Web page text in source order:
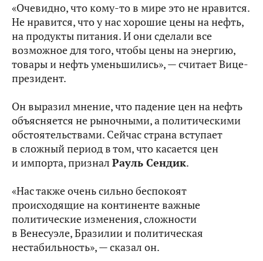
«Очевидно, что кому‑то в мире это не нравится.
Не нравится, что у нас хорошие цены на нефть,
на продукты питания. И они сделали все
возможное для того, чтобы цены на энергию,
товары и нефть уменьшились», — считает Вице-
президент.
Он выразил мнение, что падение цен на нефть
объясняется не рыночными, а политическими
обстоятельствами. Сейчас страна вступает
в сложный период в том, что касается цен
и импорта, признал Рауль Сендик.
«Нас также очень сильно беспокоят
происходящие на континенте важные
политические изменения, сложности
в Венесуэле, Бразилии и политическая
нестабильность», — сказал он.